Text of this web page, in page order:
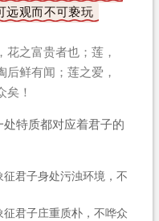
远观而不可亵玩
之富贵者也；莲，
鲜有闻；莲之爱，
矣！
特质都对应着君子的
征君子身处污浊环境，不
征君子庄重质朴，不哗众